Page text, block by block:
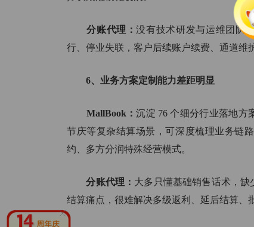
分账代理：没有技术研发与运维团队
行、停业失联，客户后续账户续费、通道维
6、业务方案定制能力差距明显
MallBook：沉淀 76 个细分行业落地方
节庆等复杂结算场景，可深度梳理业务链
约、多方分润特殊经营模式。
分账代理： 大多只懂基础销售话术，
结算痛点，很难解决多级返利、延后结算、